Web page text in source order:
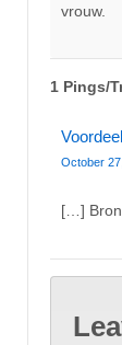
vrouw.
1 Pings/
October
[…]